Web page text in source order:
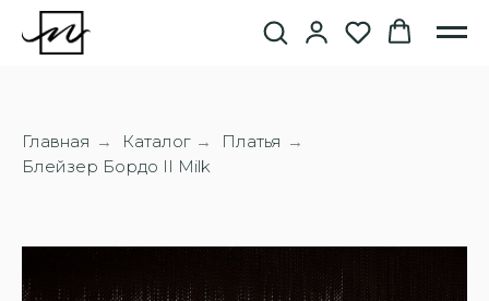
Главная → Каталог → Платья →
Блейзер Бордо II Milk